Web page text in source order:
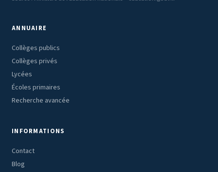
ANNUAIRE
Collèges publics
Collèges privés
Lycées
Écoles primaires
Recherche avancée
INFORMATIONS
Contact
Blog